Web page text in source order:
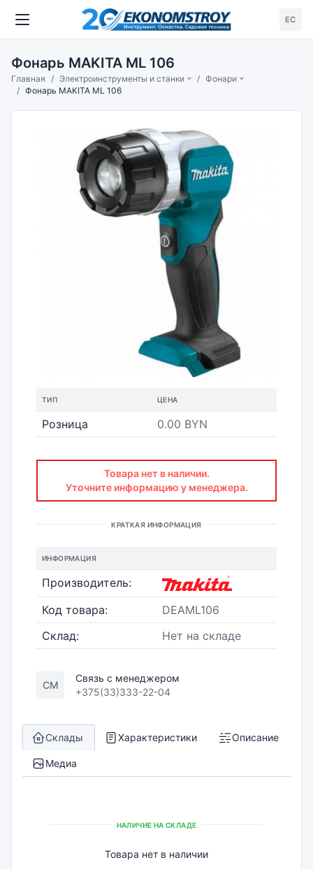
ЕС
Фонарь MAKITA ML 106
Главная Электроинструменты и станки
Фонари
Фонарь MAKITA ML 106
ТИП ЦЕНА
Розница 0.00 BYN
Товара нет в наличии.
Уточните информацию у менеджера.
КРАТКАЯ ИНФОРМАЦИЯ
ИНФОРМАЦИЯ
Производитель:
Код товара:
DEAML106
Склад:
Нет на складе
СМ
Связь с менеджером
+375(33)333-22-04
Склады Характеристики Описание
Медиа
НАЛИЧИЕ НА СКЛАДЕ
Товара нет в наличии